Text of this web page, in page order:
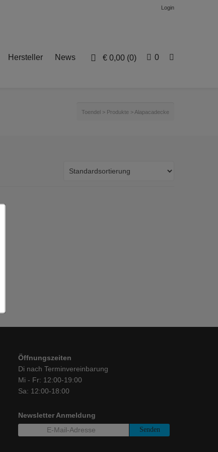
Login
€ 0,00 (0) 0
Hersteller News
Toendel > Produkte > Alapacadecke
Öffnungszeiten
Di nach Terminvereinbarung
Mi - Fr: 12:00-19:00
Sa: 12:00-18:00
Newsletter Anmeldung